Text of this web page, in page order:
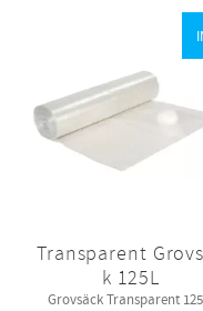
Transparent
k 125L
Grovsäck Transparent